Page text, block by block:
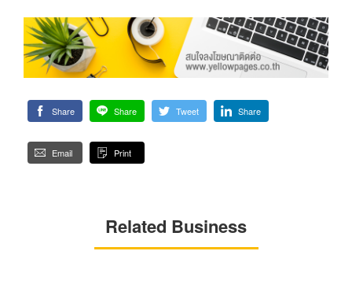
Share Share Tweet Share
Email Print
Related Business